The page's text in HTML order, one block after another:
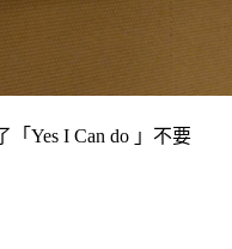
Yes I Can do 」不要